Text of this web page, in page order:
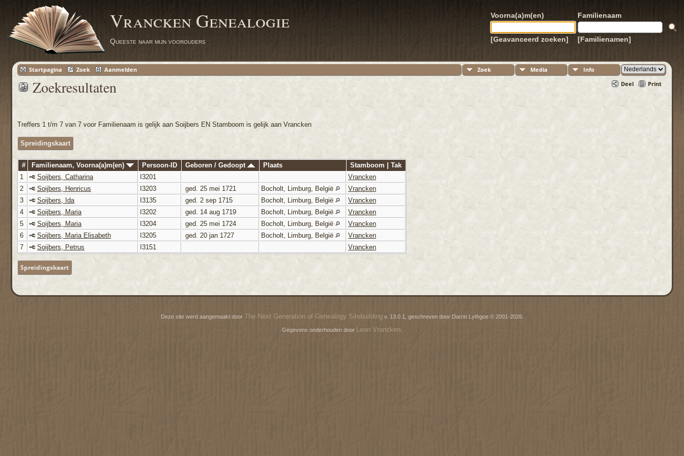
Vrancken Genealogie
Queeste naar mijn voorouders
Voorna(a)m(en) Familienaam
[Geavanceerd zoeken] [Familienamen]
Startpagina Zoek Aanmelden Zoek Media
Info
Deel
Print
Zoekresultaten
Treffers 1 t/m 7 van 7 voor Familienaam is gelijk aan Soijbers EN Stamboom is gelijk aan Vrancken
Spreidingskaart
# Familienaam, Voorna(a)m(en) Persoon-ID Geboren / Gedoopt Plaats
Stamboom | Tak
1
Soijbers, Catharina I3201
Vrancken
2
Soijbers, Henricus I3203 ged. 25 mei 1721 Bocholt, Limburg, België
Vrancken
3
Soijbers, Ida I3135 ged. 2 sep 1715 Bocholt, Limburg, België
Vrancken
4
Soijbers, Maria I3202 ged. 14 aug 1719 Bocholt, Limburg, België
Vrancken
5
Soijbers, Maria I3204 ged. 25 mei 1724 Bocholt, Limburg, België
Vrancken
6
Soijbers, Maria Elisabeth I3205 ged. 20 jan 1727 Bocholt, Limburg, België
Vrancken
7
Soijbers, Petrus I3151 Vrancken
Spreidingskaart
Deze site werd aangemaakt door The Next Generation of Genealogy Sitebuilding v. 13.0.1, geschreven door Darrin Lythgoe © 2001-2026.
Gegevens onderhouden door Leon Vrancken